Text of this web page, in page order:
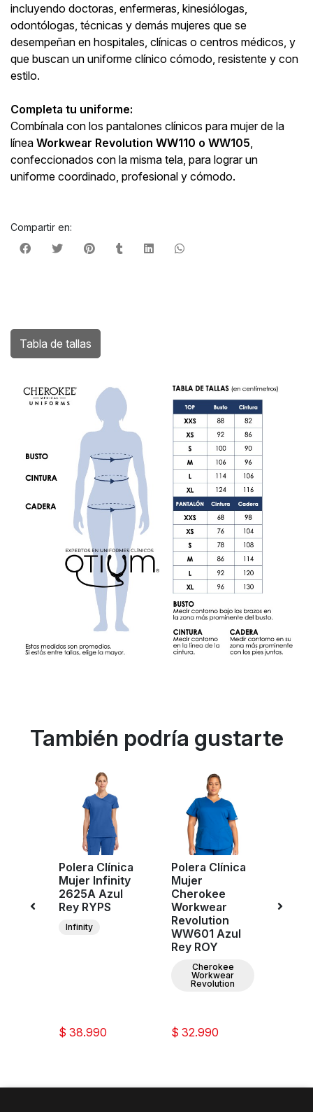
incluyendo doctoras, enfermeras, kinesiólogas,
odontólogas, técnicas y demás mujeres que se
desempeñan en hospitales, clínicas o centros médicos, y
que buscan un uniforme clínico cómodo, resistente y con
estilo.
Completa tu uniforme:
Combínala con los pantalones clínicos para mujer de la
línea Workwear Revolution WW110 o WW105
confeccionados con la misma tela, para lograr un
uniforme coordinado, profesional y cómodo.
Compartir en:
Tabla de tallas
También podría gustarte
Polera Clínica
Mujer Infinity
2625A Azul
Rey RYPS
Infinity
$ 38.990
Polera Clínica
Mujer
Cherokee
Workwear
Revolution
WW601 Azul
Rey ROY
Cherokee
Workwear
Revolution
$ 32.990